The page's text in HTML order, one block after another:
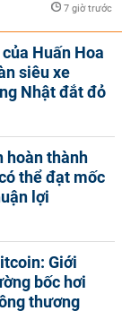
7 giờ trước
Huấn Hoa
siêu xe
Nhật đắt đỏ
hoàn thành
thể đạt mốc
lợi
Giới
bốc hơi
thương